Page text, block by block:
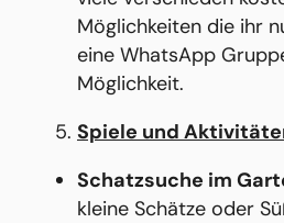
Möglichkeiten die ihr
eine WhatsApp
Möglichkeit.
Spiele und
Schatzsuche im
kleine Schätze oder